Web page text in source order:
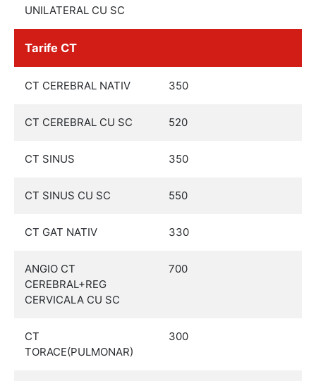
UNILATERAL CU SC
Tarife CT
CT CEREBRAL NATIV 350
CT CEREBRAL CU SC 520
CT SINUS 350
CT SINUS CU SC 550
CT GAT NATIV 330
ANGIO CT
CEREBRAL+REG
CERVICALA CU SC
700
CT
TORACE(PULMONAR)
300